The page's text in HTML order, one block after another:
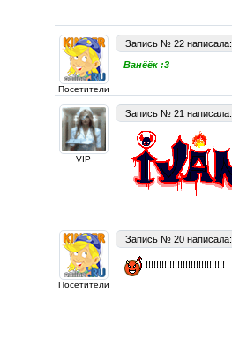
Посетители
Запись № 22 написала:
Ванёёк :3
VIP
Запись № 21 написала:
Посетители
Запись № 20 написала:
!!!!!!!!!!!!!!!!!!!!!!!!!!!!!!